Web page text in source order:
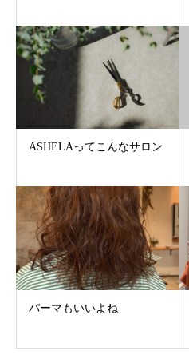
ASHELAってこんなサロン
パーマもいいよね